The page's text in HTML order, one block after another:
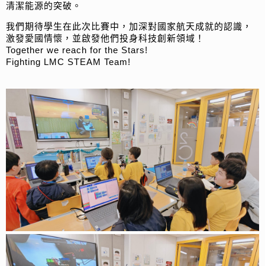
清潔能源的突破。
我們期待學生在此次比賽中，加深對國家航天成就的認識，
激發愛國情懷，並啟發他們投身科技創新領域！
Together we reach for the Stars!
Fighting LMC STEAM Team!